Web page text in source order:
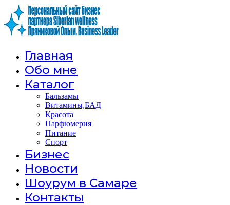
Главная
Обо мне
Каталог
Бальзамы
Витамины,БАД
Красота
Парфюмерия
Питание
Спорт
Бизнес
Новости
Шоурум в Самаре
Контакты